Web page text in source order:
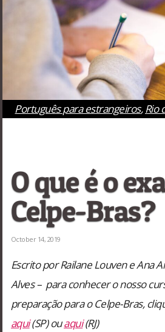
Português para estrangeiros,Rio
O que é o
Celpe-Bras?
October 14, 2019
Escrito por Railane Louven e Ana
Alves – para conhecer o nosso
preparação para o Celpe-Bras,
aqui(SP) ouaqui(RJ)